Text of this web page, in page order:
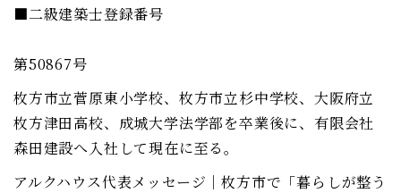
■二級建築士登録番号
第50867号
枚方市立菅原東小学校、枚方市立杉中学校、大阪府立
枚方津田高校、成城大学法学部を卒業後に、有限会社
森田建設へ入社して現在に至る。
アルクハウス代表メッセージ｜枚方市で「暮らしが整う